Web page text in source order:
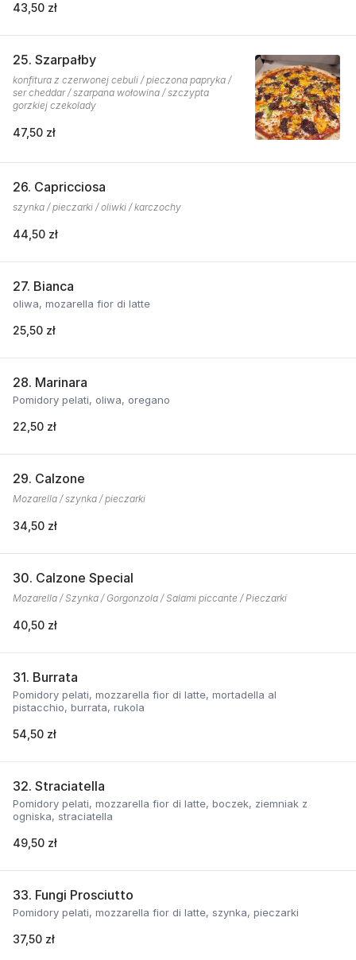
43,50 zł
25. Szarpałby
konfitura z czerwonej cebuli / pieczona papryka /
ser cheddar / szarpana wołowina / szczypta
gorzkiej czekolady
47,50 zł
26. Capricciosa
szynka / pieczarki / oliwki / karczochy
44,50 zł
27. Bianca
oliwa, mozarella fior di latte
25,50 zł
28. Marinara
Pomidory pelati, oliwa, oregano
22,50 zł
29. Calzone
Mozarella / szynka / pieczarki
34,50 zł
30. Calzone Special
Mozarella / Szynka / Gorgonzola / Salami piccante / Pieczarki
40,50 zł
31. Burrata
Pomidory pelati, mozzarella fior di latte, mortadella al
pistacchio, burrata, rukola
54,50 zł
32. Straciatella
Pomidory pelati, mozzarella fior di latte, boczek, ziemniak z
ogniska, straciatella
49,50 zł
33. Fungi Prosciutto
Pomidory pelati, mozzarella fior di latte, szynka, pieczarki
37,50 zł